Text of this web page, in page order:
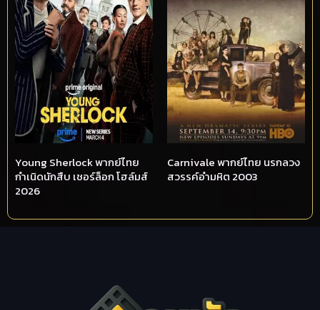
Young Sherlock พากย์ไทย
กำเนิดนักสืบ เชอร์ล็อก โฮล์มส์
2026
Carnivale พากย์ไทย นรกลวง
สวรรค์อำมหิต 2003